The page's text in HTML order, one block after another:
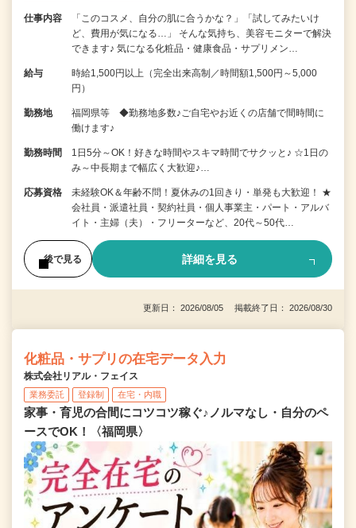
仕事内容
「このコスメ、自分の肌に合うかな？」「試してみたいけ
ど、費用が気になる…」 そんな気持ち、美容モニターで解決
できます♪ 気になる化粧品・健康食品・サプリメン…
給与
時給1,500円以上（完全出来高制／時間額1,500円～5,000
円）
勤務地
福岡県等 ◆勤務地多数♪ご自宅やお近くの店舗で間時間に
働けます♪
勤務時間
1日5分～OK！好きな時間やスキマ時間でサクッと♪ ☆1日の
み～中長期まで幅広く大歓迎♪…
応募資格
未経験OK＆年齢不問！夏休みの1回きり・単発も大歓迎！ ★
会社員・派遣社員・契約社員・個人事業主・パート・アルバ
イト・主婦（夫）・フリーターなど、20代～50代…
後で見る 詳細を見る
更新日： 2026/08/05 掲載終了日： 2026/08/30
化粧品・サプリの在宅データ入力
株式会社リアル・フェイス
業務委託 登録制 在宅・内職
家事・育児の合間にコツコツ稼ぐ♪ノルマなし・自分のペ
ースでOK！〈福岡県〉